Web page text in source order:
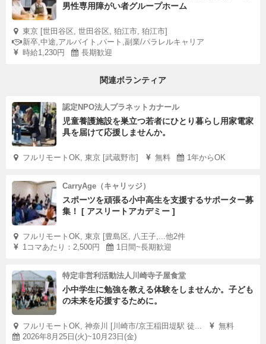
男性専用障がい者グループホーム
東京 [世田谷区, 世田谷区, 狛江市, 狛江市]
新卒,中途,アルバイト,パート,副業/パラレルキャリア
時給1,230円
長期歓迎
関連ボランティア
認定NPO法人プラネットカナール
児童養護施設を巣立つ若者にひとり暮らし用家電家
具を届けて応援しませんか。
フルリモートOK, 東京 [武蔵野市] 無料 1年からOK
CarryAge（キャリッジ）
スポーツを頑張る小中高生を支援するサポーター募
集！ [ アスリートアカデミー ]
フルリモートOK, 東京 [豊島区, 八王子,...他2件
1コマあたり：2,500円
1日間~長期歓迎
特定非営利活動法人川崎寺子屋食堂
小中学生に勉強を教える体験をしませんか。子ども
の未来を応援するために。
フルリモートOK, 神奈川 [川崎市/京王稲田堤駅 徒...
無料
2026年8月25日(火)~10月23日(金)